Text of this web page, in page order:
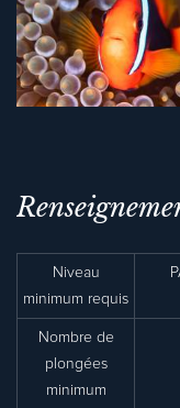
Niveau
minimum requis
Nombre de
plongées
minimum